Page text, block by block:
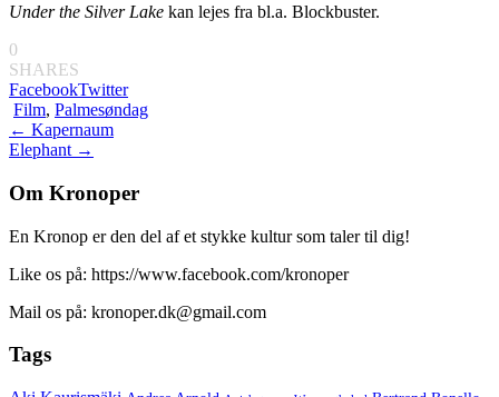
Under the Silver Lake kan lejes fra bl.a. Blockbuster.
0
SHARES
FacebookTwitter
Film, Palmesøndag
Indlægsnavigation
← Kapernaum
Elephant →
Om Kronoper
En Kronop er den del af et stykke kultur som taler til dig!
Like os på: https://www.facebook.com/kronoper
Mail os på: kronoper.dk@gmail.com
Tags